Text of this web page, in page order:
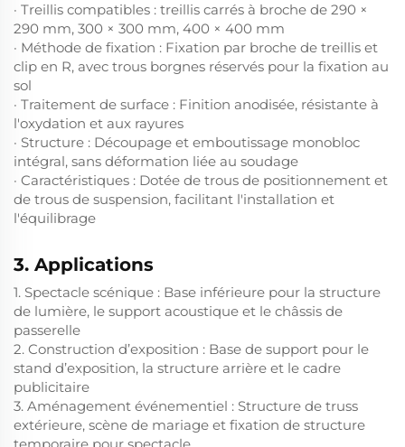
· Treillis compatibles : treillis carrés à broche de 290 ×
290 mm, 300 × 300 mm, 400 × 400 mm
· Méthode de fixation : Fixation par broche de treillis et
clip en R, avec trous borgnes réservés pour la fixation au
sol
· Traitement de surface : Finition anodisée, résistante à
l'oxydation et aux rayures
· Structure : Découpage et emboutissage monobloc
intégral, sans déformation liée au soudage
· Caractéristiques : Dotée de trous de positionnement et
de trous de suspension, facilitant l'installation et
l'équilibrage
3. Applications
1. Spectacle scénique : Base inférieure pour la structure
de lumière, le support acoustique et le châssis de
passerelle
2. Construction d’exposition : Base de support pour le
stand d’exposition, la structure arrière et le cadre
publicitaire
3. Aménagement événementiel : Structure de truss
extérieure, scène de mariage et fixation de structure